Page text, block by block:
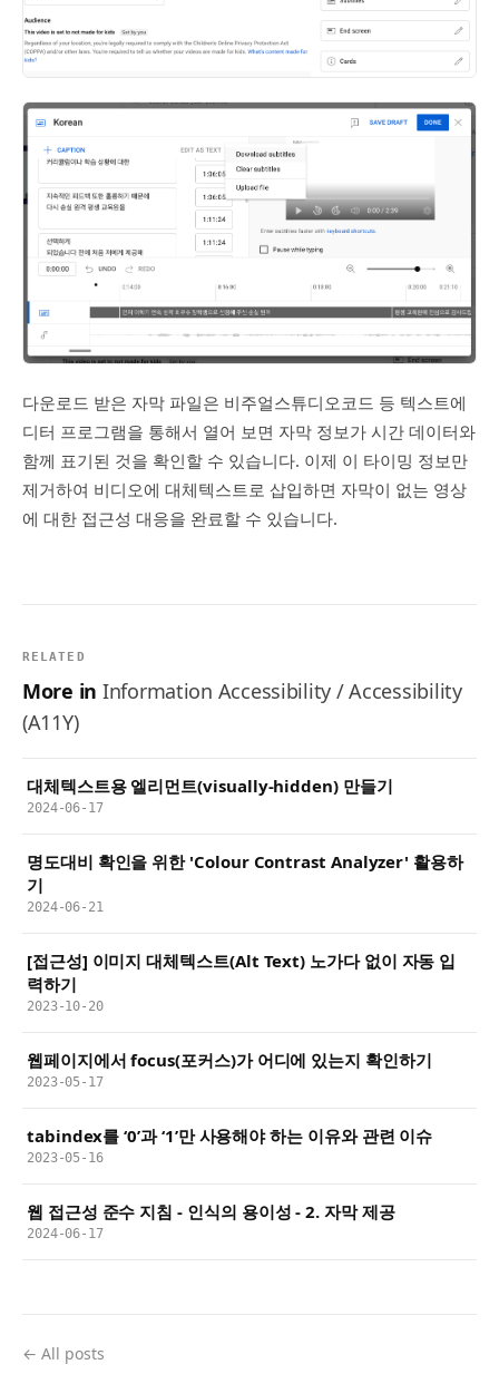
다운로드 받은 자막 파일은 비주얼스튜디오코드 등 텍스트에
디터 프로그램을 통해서 열어 보면 자막 정보가 시간 데이터와
함께 표기된 것을 확인할 수 있습니다. 이제 이 타이밍 정보만
제거하여 비디오에 대체텍스트로 삽입하면 자막이 없는 영상
에 대한 접근성 대응을 완료할 수 있습니다.
RELATED
More in Information Accessibility / Accessibility
(A11Y)
대체텍스트용 엘리먼트(visually-hidden) 만들기
2024-06-17
명도대비 확인을 위한 'Colour Contrast Analyzer' 활용하
기
2024-06-21
[접근성] 이미지 대체텍스트(Alt Text) 노가다 없이 자동 입
력하기
2023-10-20
웹페이지에서 focus(포커스)가 어디에 있는지 확인하기
2023-05-17
tabindex를 ‘0’과 ‘1’만 사용해야 하는 이유와 관련 이슈
2023-05-16
웹 접근성 준수 지침 - 인식의 용이성 - 2. 자막 제공
2024-06-17
← All posts